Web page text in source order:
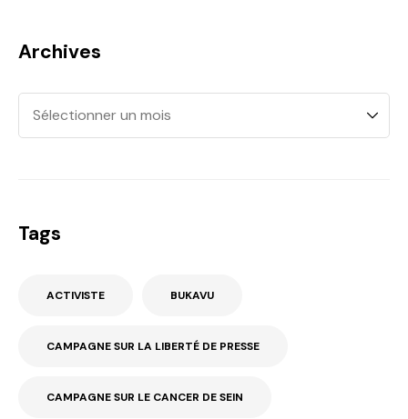
Archives
Tags
ACTIVISTE BUKAVU
CAMPAGNE SUR LA LIBERTÉ DE PRESSE
CAMPAGNE SUR LE CANCER DE SEIN